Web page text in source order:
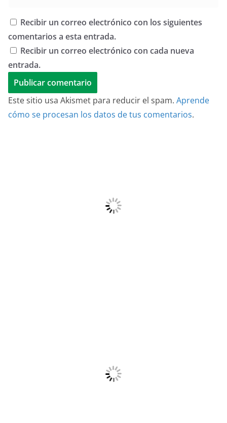
Recibir un correo electrónico con los siguientes
comentarios a esta entrada.
Recibir un correo electrónico con cada nueva
entrada.
Este sitio usa Akismet para reducir el spam. Aprende
cómo se procesan los datos de tus comentarios.